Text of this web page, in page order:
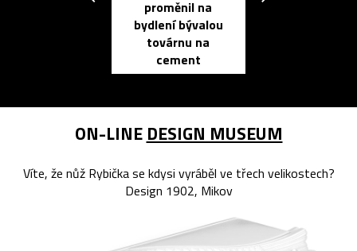
proměnil na
bydlení bývalou
továrnu na
cement
ON-LINE DESIGN MUSEUM
Víte, že nůž Rybička se kdysi vyráběl ve třech velikostech?
Design 1902, Mikov